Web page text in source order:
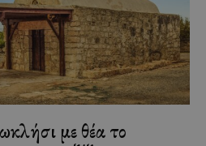
με θέα το